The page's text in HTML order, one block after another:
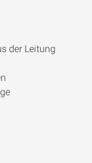
der Leitung